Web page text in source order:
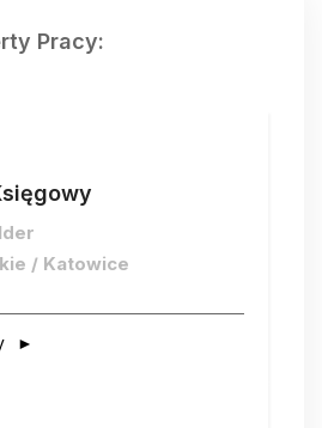
Pracy:
/ Katowice